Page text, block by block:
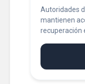
Autoridades
mantienen
recuperación